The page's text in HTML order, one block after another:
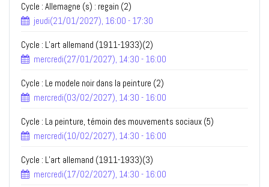
Cycle : Allemagne (s) : regain (2)
jeudi(21/01/2027), 16:00 - 17:30
Cycle : L’art allemand (1911-1933)(2)
mercredi(27/01/2027), 14:30 - 16:00
Cycle : Le modele noir dans la peinture (2)
mercredi(03/02/2027), 14:30 - 16:00
Cycle : La peinture, témoin des mouvements sociaux (5)
mercredi(10/02/2027), 14:30 - 16:00
Cycle : L’art allemand (1911-1933)(3)
mercredi(17/02/2027), 14:30 - 16:00